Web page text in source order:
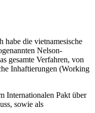
habe die vietnamesische
Nelson-
gesamte Verfahren, von
Inhaftierungen (Working
Internationalen Pakt über
sowie als